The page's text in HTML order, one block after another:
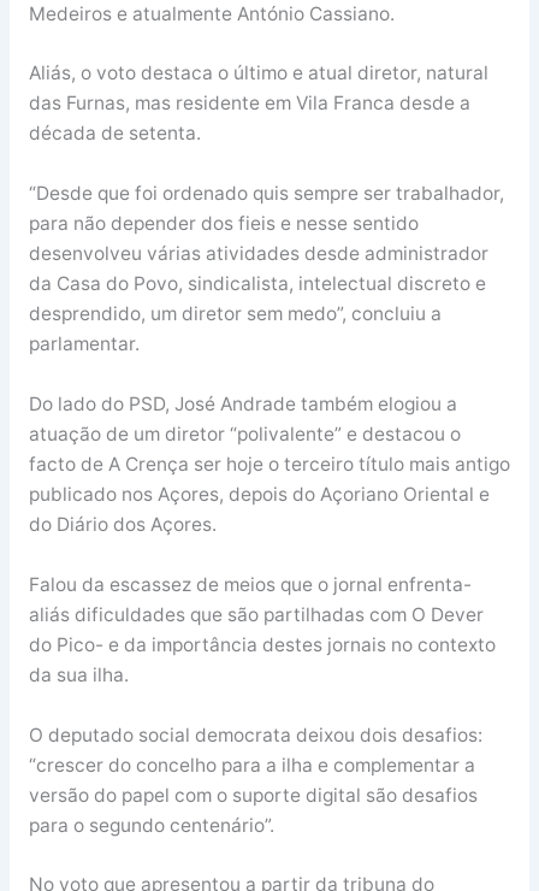
Medeiros e atualmente António Cassiano.
Aliás, o voto destaca o último e atual diretor, natural
das Furnas, mas residente em Vila Franca desde a
década de setenta.
“Desde que foi ordenado quis sempre ser trabalhador,
para não depender dos fieis e nesse sentido
desenvolveu várias atividades desde administrador
da Casa do Povo, sindicalista, intelectual discreto e
desprendido, um diretor sem medo”, concluiu a
parlamentar.
Do lado do PSD, José Andrade também elogiou a
atuação de um diretor “polivalente” e destacou o
facto de A Crença ser hoje o terceiro título mais antigo
publicado nos Açores, depois do Açoriano Oriental e
do Diário dos Açores.
Falou da escassez de meios que o jornal enfrenta-
aliás dificuldades que são partilhadas com O Dever
do Pico- e da importância destes jornais no contexto
da sua ilha.
O deputado social democrata deixou dois desafios:
“crescer do concelho para a ilha e complementar a
versão do papel com o suporte digital são desafios
para o segundo centenário”.
No voto que apresentou a partir da tribuna do